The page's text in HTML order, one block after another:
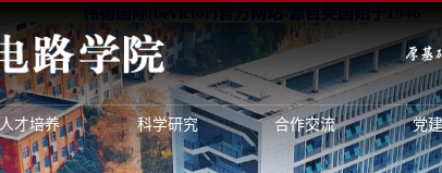
人才培养 科学研究 合作交流 党